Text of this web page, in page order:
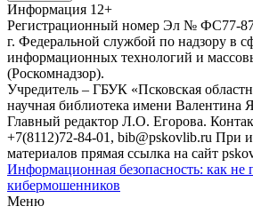
Информация 12+
Регистрационный номер Эл № ФС77-
г. Федеральной службой по надзору в
информационных технологий и
(Роскомнадзор).
Учредитель – ГБУК «Псковская
научная библиотека имени Валентина
Главный редактор Л.О. Егорова.
+7(8112)72-84-01, bib@pskovlib.ru При
материалов прямая ссылка на сайт
Информационная безопасность: как не
кибермошенников
Меню